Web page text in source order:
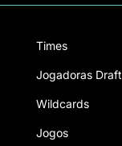
Times
Jogadoras Draft
Wildcards
Jogos